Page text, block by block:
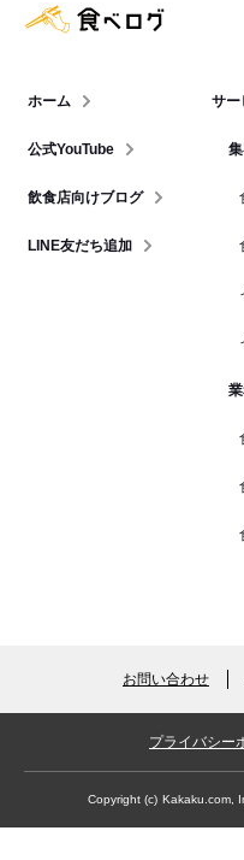
ホーム
公式YouTube
飲食店向けブログ
LINE友だち追加
サー
お問い合わせ
プライバシー
Copyright (c) Kakaku.com,